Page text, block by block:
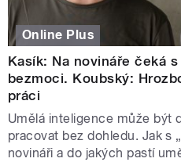
Online Plus
Kasík: Na novináře čeká
bezmoci. Koubský:
práci
Umělá inteligence může být
pracovat bez dohledu. Jak s
novináři a do jakých pastí